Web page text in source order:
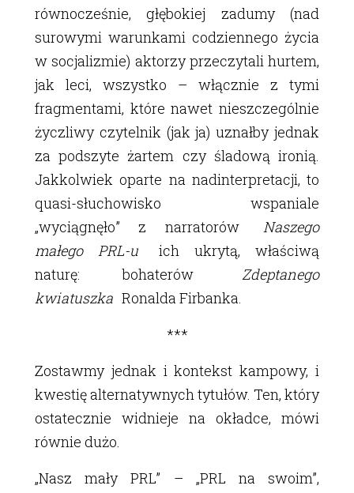
równocześnie, głębokiej zadumy (nad
surowymi warunkami codziennego życia
w socjalizmie) aktorzy przeczytali hurtem,
jak leci, wszystko – włącznie z tymi
fragmentami, które nawet nieszczególnie
życzliwy czytelnik (jak ja) uznałby jednak
za podszyte żartem czy śladową ironią.
Jakkolwiek oparte na nadinterpretacji, to
quasi-słuchowisko wspaniale
„wyciągnęło” z narratorów
Naszego
małego PRL-u
ich ukrytą, właściwą
naturę: bohaterów
Zdeptanego
kwiatuszka Ronalda Firbanka.
***
Zostawmy jednak i kontekst kampowy, i
kwestię alternatywnych tytułów. Ten, który
ostatecznie widnieje na okładce, mówi
równie dużo.
„Nasz mały PRL” – „PRL na swoim”,